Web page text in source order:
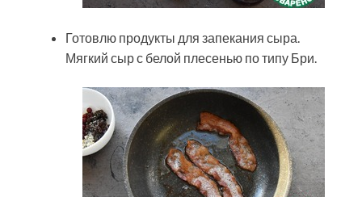
Готовлю продукты для запекания сыра.
Мягкий сыр с белой плесенью по типу Бри.